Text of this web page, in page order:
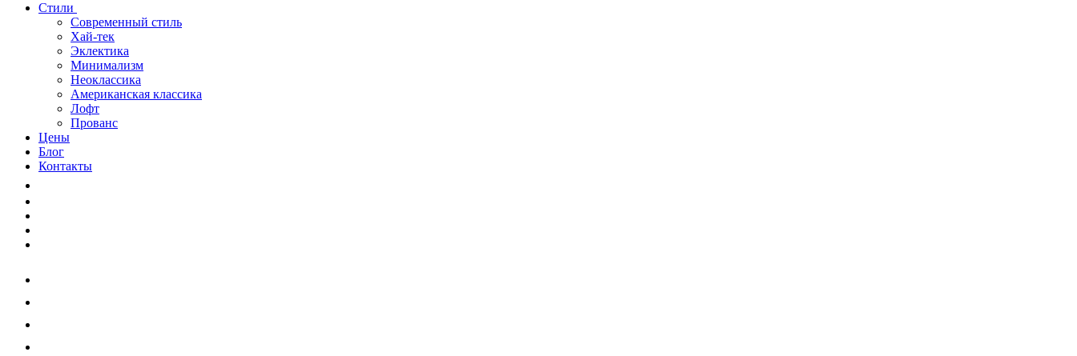
Стили
Современный стиль
Хай-тек
Эклектика
Минимализм
Неоклассика
Американская классика
Лофт
Прованс
Цены
Блог
Контакты